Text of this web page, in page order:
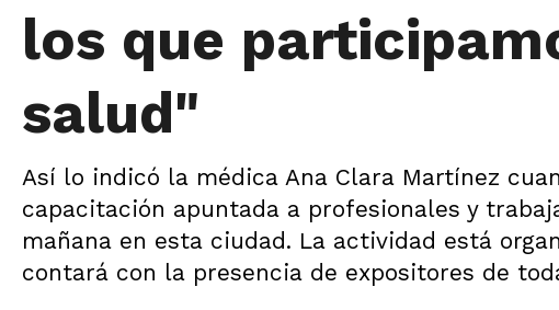
los que
salud"
Así lo indicó la médica Ana Clara Martínez
capacitación apuntada a profesionales y
mañana en esta ciudad. La actividad está
contará con la presencia de expositores de